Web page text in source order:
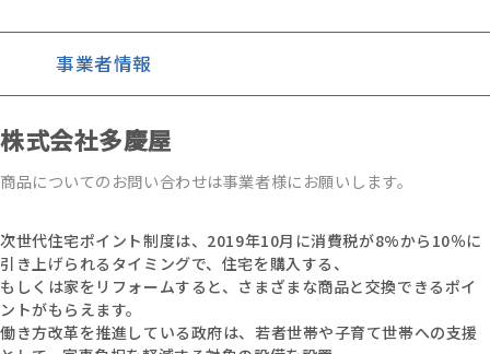
事業者情報
株式会社多慶屋
商品についてのお問い合わせは事業者様にお願いします。
次世代住宅ポイント制度は、2019年10月に消費税が8%から10％に
引き上げられるタイミングで、住宅を購入する、
もしくは家をリフォームすると、さまざまな商品と交換できるポイ
ントがもらえます。
働き方改革を推進している政府は、若者世帯や子育て世帯への支援